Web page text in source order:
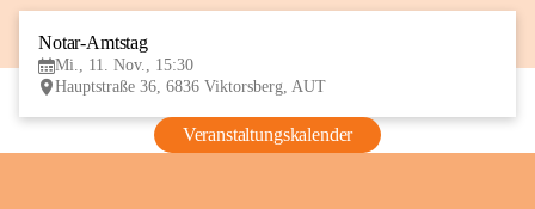
Notar-Amtstag
Mi., 11. Nov., 15:30
Hauptstraße 36, 6836 Viktorsberg, AUT
Veranstaltungskalender